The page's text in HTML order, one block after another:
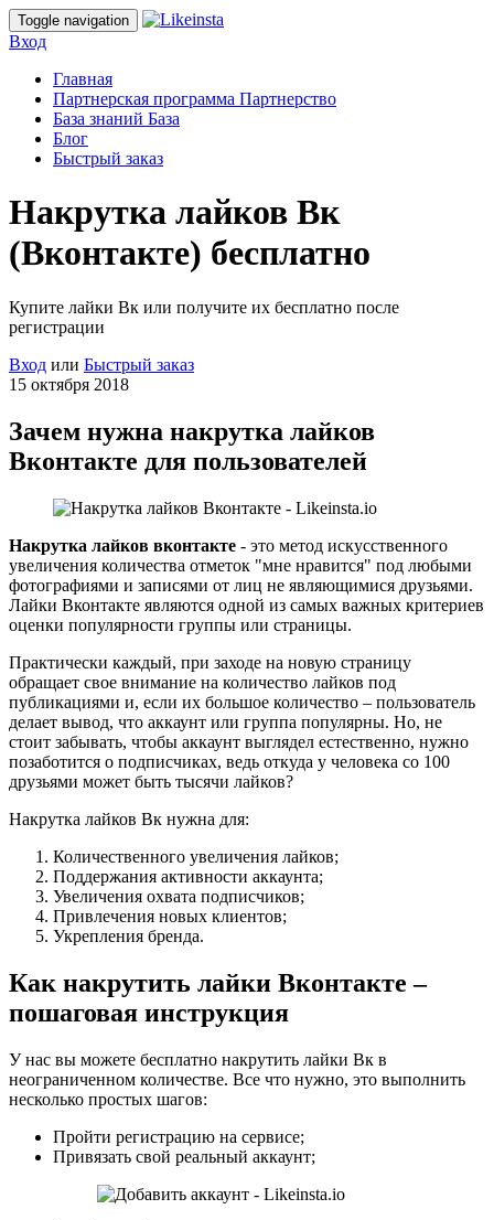
Toggle navigation
Вход
Главная
Партнерская программа Партнерство
База знаний База
Блог
Быстрый заказ
Накрутка лайков Вк
(Вконтакте) бесплатно
Купите лайки Вк или получите их бесплатно после
регистрации
Вход или Быстрый заказ
15 октября 2018
Зачем нужна накрутка лайков
Вконтакте для пользователей
Накрутка лайков вконтакте - это метод искусственного
увеличения количества отметок "мне нравится" под любыми
фотографиями и записями от лиц не являющимися друзьями.
Лайки Вконтакте являются одной из самых важных критериев
оценки популярности группы или страницы.
Практически каждый, при заходе на новую страницу
обращает свое внимание на количество лайков под
публикациями и, если их большое количество – пользователь
делает вывод, что аккаунт или группа популярны. Но, не
стоит забывать, чтобы аккаунт выглядел естественно, нужно
позаботится о подписчиках, ведь откуда у человека со 100
друзьями может быть тысячи лайков?
Накрутка лайков Вк нужна для:
Количественного увеличения лайков;
Поддержания активности аккаунта;
Увеличения охвата подписчиков;
Привлечения новых клиентов;
Укрепления бренда.
Как накрутить лайки Вконтакте –
пошаговая инструкция
У нас вы можете бесплатно накрутить лайки Вк в
неограниченном количестве. Все что нужно, это выполнить
несколько простых шагов:
Пройти регистрацию на сервисе;
Привязать свой реальный аккаунт;